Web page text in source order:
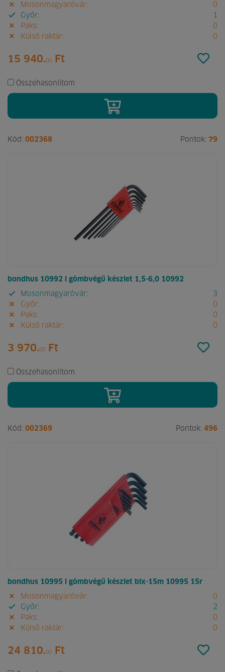
Mosonmagyaróvár:
0
Győr:
1
Paks:
0
Külső raktár:
0
15 940.00 Ft
Összehasonlítom
Kód: 002368 Pontok: 79
bondhus 10992 l gömbvégű készlet 1,5-6,0 10992
Mosonmagyaróvár:
3
Győr:
0
Paks:
0
Külső raktár:
0
3 970.00 Ft
Összehasonlítom
Kód: 002369 Pontok: 496
bondhus 10995 l gömbvégű készlet blx-15m 10995 15r
Mosonmagyaróvár:
0
Győr:
2
Paks:
0
Külső raktár:
0
24 810.00 Ft